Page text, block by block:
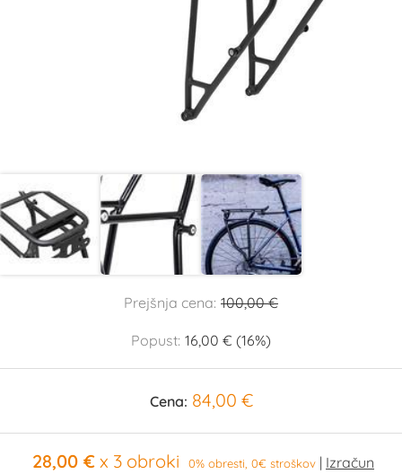
Prejšnja cena: 100,00 €
Popust: 16,00 € (16%)
Cena: 84,00 €
28,00 € x 3 obroki 0% obresti, 0€ stroškov